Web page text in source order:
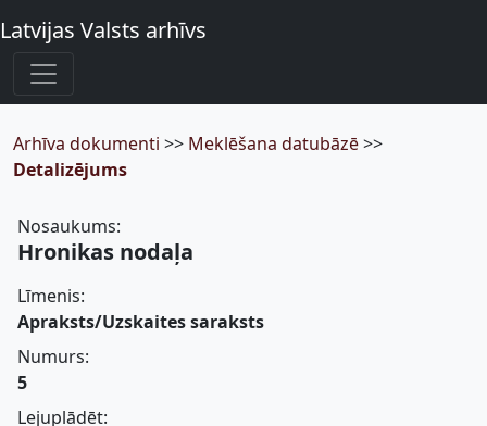
Latvijas Valsts arhīvs
Arhīva dokumenti >> Meklēšana datubāzē>>
Detalizējums
Nosaukums:
Hronikas nodaļa
Līmenis:
Apraksts/Uzskaites saraksts
Numurs:
5
Lejuplādēt: